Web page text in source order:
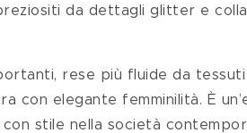
da dettagli glitter e
rese più fluide da tessuti
con elegante femminilità. È
stile nella società